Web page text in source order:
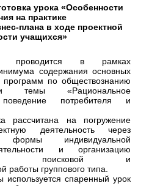
урока «Особенности
на практике
плана в ходе проектной
учащихся»
проводится в рамках
содержания основных
программ по обществознанию
темы «Рациональное
поведение потребителя и
рассчитана на погружение
деятельность через
формы индивидуальной
и организацию
поисковой и
работы группового типа.
используется спаренный урок